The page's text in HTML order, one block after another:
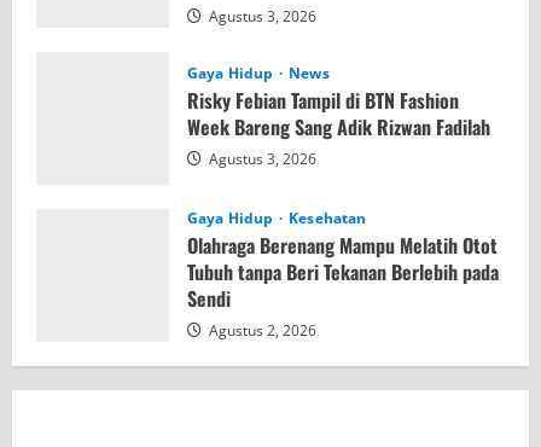
Agustus 3, 2026
Gaya Hidup News
Risky Febian Tampil di BTN Fashion
Week Bareng Sang Adik Rizwan Fadilah
Agustus 3, 2026
Gaya Hidup Kesehatan
Olahraga Berenang Mampu Melatih Otot
Tubuh tanpa Beri Tekanan Berlebih pada
Sendi
Agustus 2, 2026